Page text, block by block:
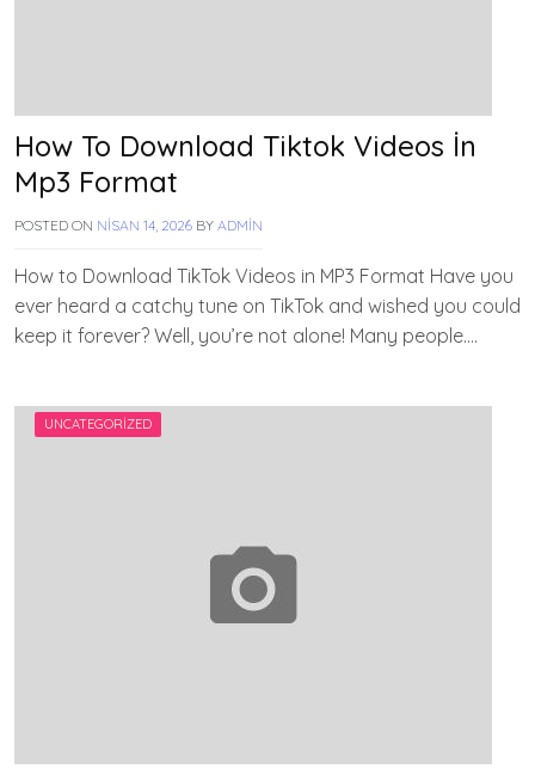
How To Download Tiktok Videos İn
Mp3 Format
POSTED ON NISAN 14, 2026 BY ADMIN
How to Download TikTok Videos in MP3 Format Have you
ever heard a catchy tune on TikTok and wished you could
keep it forever? Well, you’re not alone! Many people….
UNCATEGORIZED